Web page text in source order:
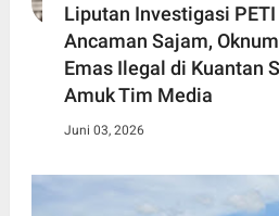
Liputan Investigasi
Ancaman Sajam,
Emas Ilegal di Kuantan
Amuk Tim Media
Juni 03, 2026